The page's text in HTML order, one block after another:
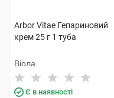
Arbor Vitae Гепариновий
крем 25 г 1 туба
Віола
Є в наявності